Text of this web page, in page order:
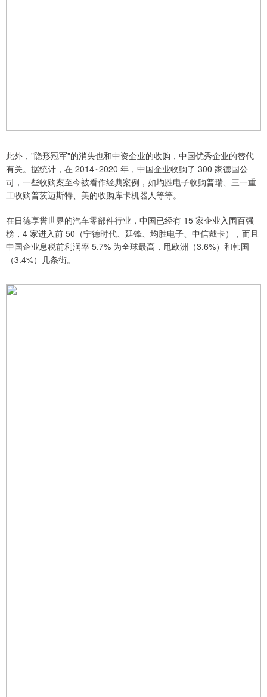
此外，"隐形冠军"的消失也和中资企业的收购，中国优秀企业的替代
有关。据统计，在 2014~2020 年，中国企业收购了 300 家德国公
司，一些收购案至今被看作经典案例，如均胜电子收购普瑞、三一重
工收购普茨迈斯特、美的收购库卡机器人等等。
在日德享誉世界的汽车零部件行业，中国已经有 15 家企业入围百强
榜，4 家进入前 50（宁德时代、延锋、均胜电子、中信戴卡），而且
中国企业息税前利润率 5.7% 为全球最高，甩欧洲（3.6%）和韩国
（3.4%）几条街。